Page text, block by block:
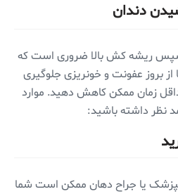
دندان
ریشه کش بالا ضروری است که
از بروز عفونت و خونریزی جلوگیری
زمان ممکن کاهش دهید. موارد
نظر داشته باشید:
یا جراح دهان ممکن است شما